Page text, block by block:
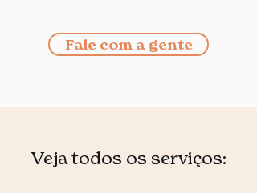
Fale com a gente
Veja todos os serviços: